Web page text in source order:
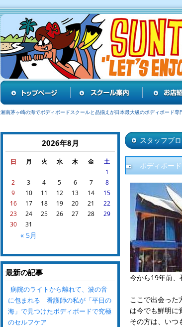
湘南茅ヶ崎の海でボディボードスクールと品揃えが日本最大級のボディボード専
スタッフブ
ボディボー
今から19年前、
ここで出会った
は今でも鮮明に
その方は、いつ
2026年8月
日 月 火 水 木 金 土
« 5月
1
2
3 4 5 6 7
8
9
10 11 12 13 14
15
16
17 18 19 20 21
22
23
24 25 26 27 28
29
30
31
最新の記事
病院のライトから離れて、波の音
に包まれる 看護師の私が「平日の
海」で見つけたボディボードで究極
のセルフケア